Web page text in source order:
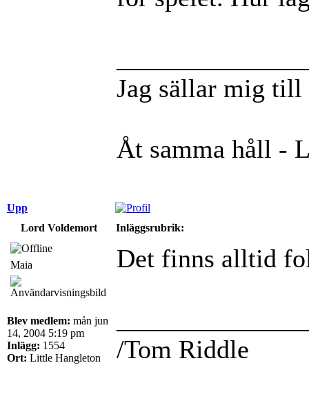
Jag sällar mig till
Åt samma håll -
Upp
Lord Voldemort
Inläggsrubrik:
Maia
Blev medlem: mån jun
14, 2004 5:19 pm
Inlägg: 1554
Ort: Little Hangleton
Det finns alltid
/Tom Riddle